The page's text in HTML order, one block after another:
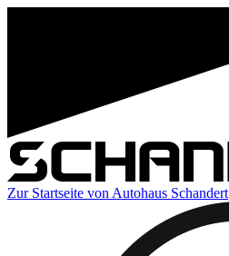
Zur Startseite von Autohaus Schandert